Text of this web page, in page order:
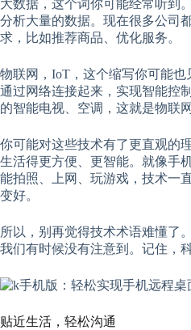
大数据，这个词你可能经常听到
分析大量的数据。现在很多公司
求，比如推荐商品、优化服务。
物联网，IoT，这个缩写你可能
通过网络连接起来，实现智能控
的智能电视、空调，这就是物联
你可能对这些技术有了更直观的
生活得更方便、更智能。就像手
能拍照、上网、玩游戏，技术一
变好。
所以，别再觉得技术术语难懂了
我们有时候没有注意到。记住，
贴近生活，轻松沟通